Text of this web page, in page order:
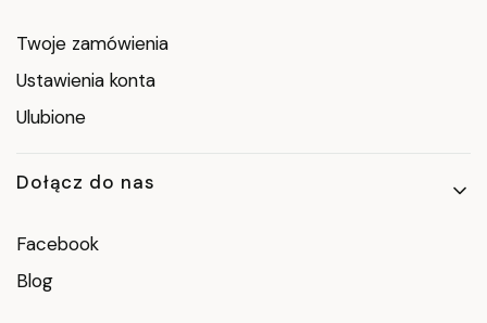
Twoje zamówienia
Ustawienia konta
Ulubione
Dołącz do nas
Facebook
Blog